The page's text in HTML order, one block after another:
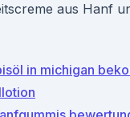
aus Hanf
in michigan